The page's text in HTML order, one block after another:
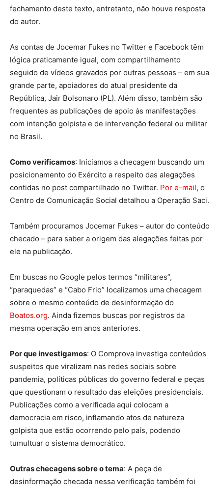
fechamento deste texto, entretanto, não houve resposta
do autor.
As contas de Jocemar Fukes no Twitter e Facebook têm
lógica praticamente igual, com compartilhamento
seguido de vídeos gravados por outras pessoas – em sua
grande parte, apoiadores do atual presidente da
República, Jair Bolsonaro (PL). Além disso, também são
frequentes as publicações de apoio às manifestações
com intenção golpista e de intervenção federal ou militar
no Brasil.
Como verificamos: Iniciamos a checagem buscando um
posicionamento do Exército a respeito das alegações
contidas no post compartilhado no Twitter. Por e-mail, o
Centro de Comunicação Social detalhou a Operação Saci.
Também procuramos Jocemar Fukes – autor do conteúdo
checado – para saber a origem das alegações feitas por
ele na publicação.
Em buscas no Google pelos termos “militares”,
“paraquedas” e “Cabo Frio” localizamos uma checagem
sobre o mesmo conteúdo de desinformação do
Boatos.org. Ainda fizemos buscas por registros da
mesma operação em anos anteriores.
Por que investigamos: O Comprova investiga conteúdos
suspeitos que viralizam nas redes sociais sobre
pandemia, políticas públicas do governo federal e peças
que questionam o resultado das eleições presidenciais.
Publicações como a verificada aqui colocam a
democracia em risco, inflamando atos de natureza
golpista que estão ocorrendo pelo país, podendo
tumultuar o sistema democrático.
Outras checagens sobre o tema: A peça de
desinformação checada nessa verificação também foi